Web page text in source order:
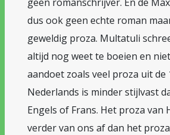
dus ook geen echte roman
geweldig proza. Multatuli
altijd nog weet te boeien en
aandoet zoals veel proza uit de
Nederlands is minder stijlvast
Engels of Frans. Het proza van
verder van ons af dan het